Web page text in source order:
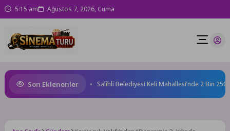
5:15 am Ağustos 7, 2026, Cuma
Son Eklenenler
Masaya Yatırıldı Salihli Belediyesi Keli Mahallesi’nde 2 Bin 250 Ton